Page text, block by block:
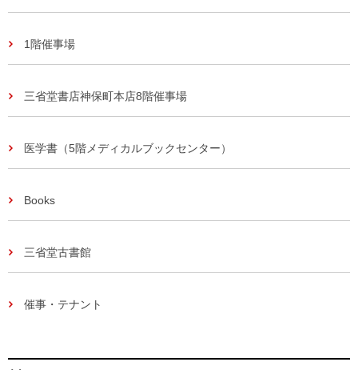
1階催事場
三省堂書店神保町本店8階催事場
医学書（5階メディカルブックセンター）
Books
三省堂古書館
催事・テナント